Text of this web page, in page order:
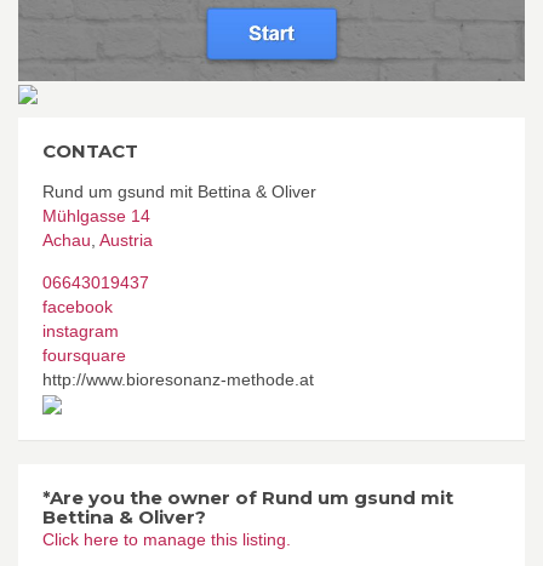
CONTACT
Rund um gsund mit Bettina & Oliver
Mühlgasse 14
Achau Austria
06643019437
facebook
instagram
foursquare
http://www.bioresonanz-methode.at
*Are you the owner of Rund um gsund mit
Bettina & Oliver?
Click here to manage this listing.